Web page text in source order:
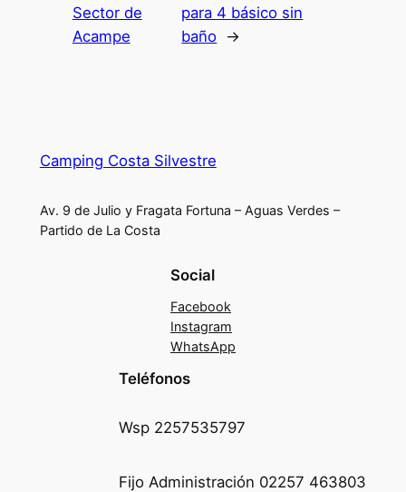
Sector de
Acampe
para 4 básico sin
baño →
Camping Costa Silvestre
Av. 9 de Julio y Fragata Fortuna – Aguas Verdes –
Partido de La Costa
Social
Facebook
Instagram
WhatsApp
Teléfonos
Wsp 2257535797
Fijo Administración 02257 463803